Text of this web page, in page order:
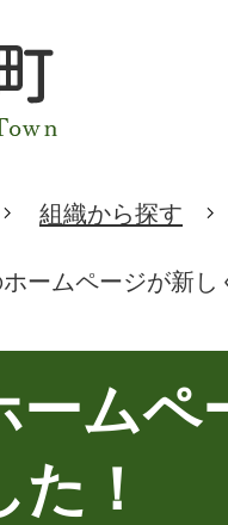
組織から探す
ームページが新し
ームペ
！